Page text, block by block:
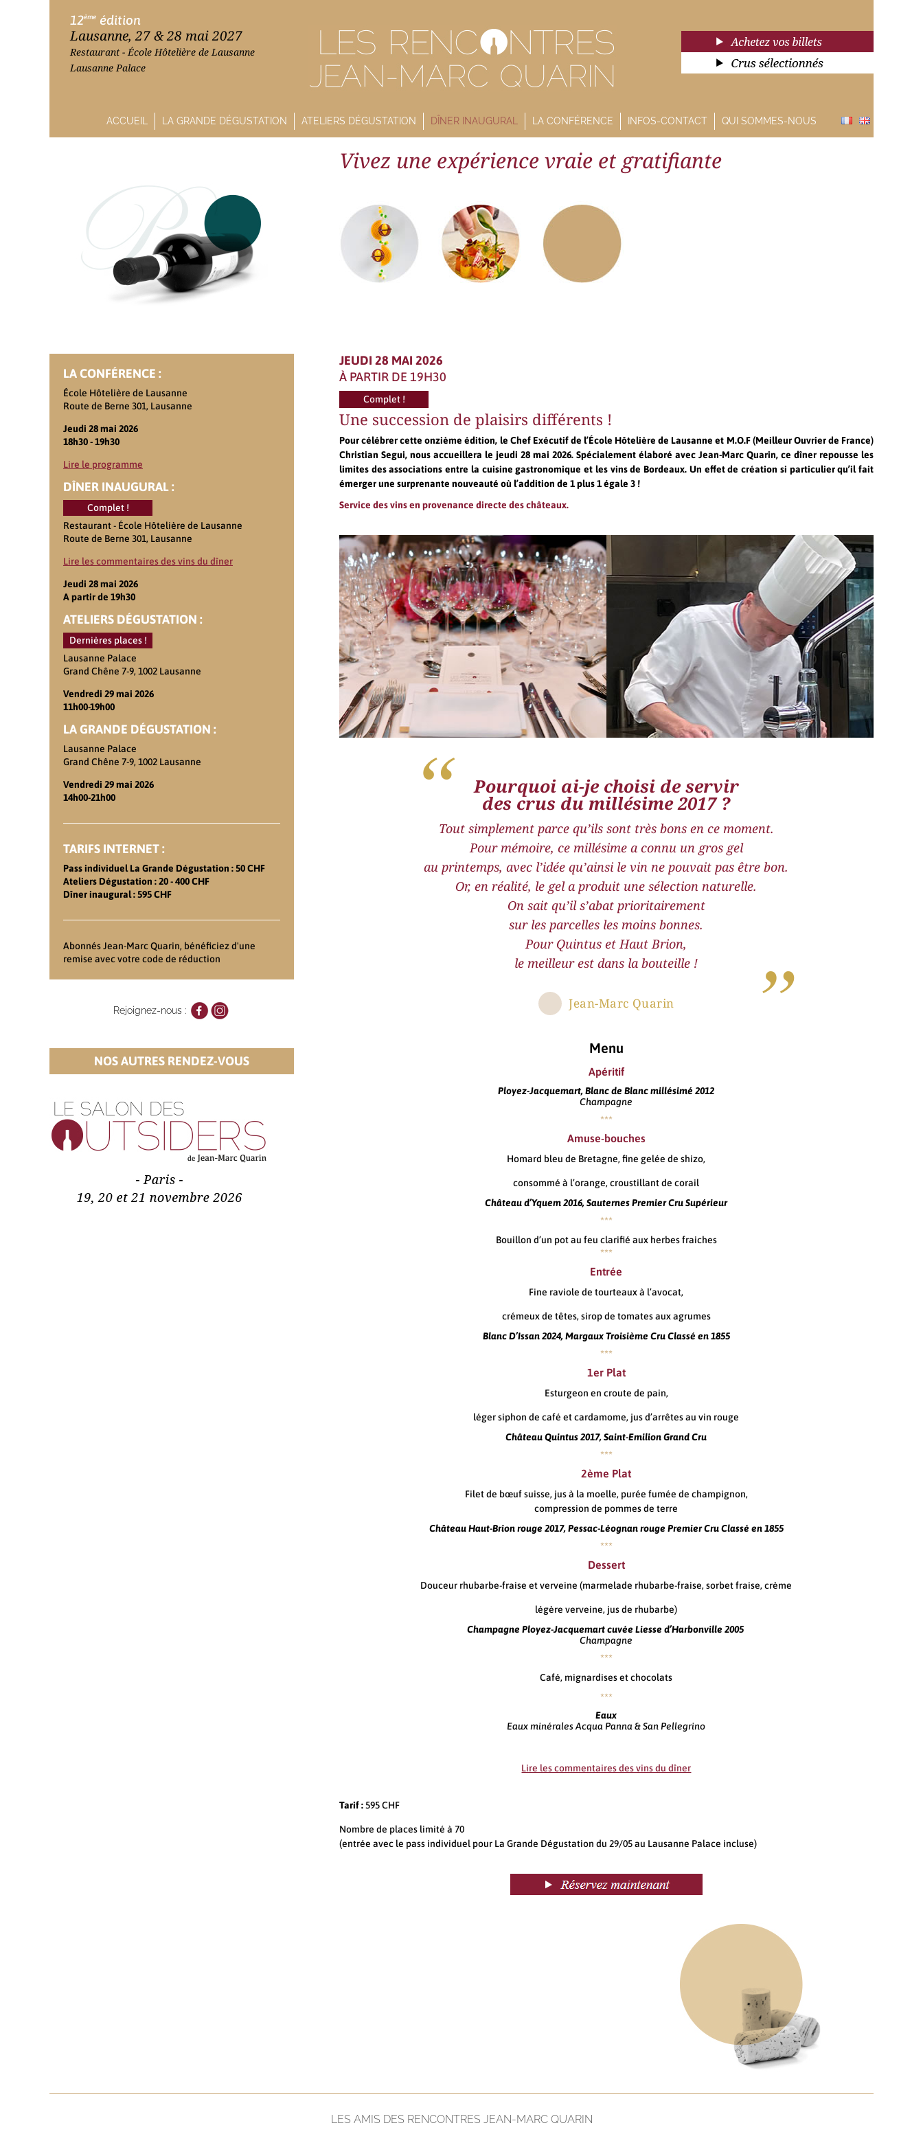
12ème édition
Lausanne, 27 & 28 mai 2027
Restaurant - École Hôtelière de Lausanne
Lausanne Palace
ACCUEIL LA GRANDE DÉGUSTATION ATELIERS DÉGUSTATION DÎNER INAUGURAL LA CONFÉRENCE INFOS-CONTACT QUI SOMMES-NOUS
LA CONFÉRENCE :
École Hôtelière de Lausanne
Route de Berne 301, Lausanne
Jeudi 28 mai 2026
18h30 - 19h30
Lire le programme
DÎNER INAUGURAL :
Complet !
Restaurant - École Hôtelière de Lausanne
Route de Berne 301, Lausanne
Lire les commentaires des vins du dîner
Jeudi 28 mai 2026
A partir de 19h30
ATELIERS DÉGUSTATION :
Dernières places !
Lausanne Palace
Grand Chêne 7-9, 1002 Lausanne
Vendredi 29 mai 2026
11h00-19h00
LA GRANDE DÉGUSTATION :
Lausanne Palace
Grand Chêne 7-9, 1002 Lausanne
Vendredi 29 mai 2026
14h00-21h00
TARIFS INTERNET :
Pass individuel La Grande Dégustation : 50 CHF
Ateliers Dégustation : 20 - 400 CHF
Dîner inaugural : 595 CHF
Abonnés Jean-Marc Quarin, bénéficiez d'une
remise avec votre code de réduction
Rejoignez-nous :
NOS AUTRES RENDEZ-VOUS
Vivez une expérience vraie et gratifiante
JEUDI 28 MAI 2026
À PARTIR DE 19H30
Complet !
Une succession de plaisirs différents !
Pour célébrer cette onzième édition, le Chef Exécutif de l’École Hôtelière de Lausanne et M.O.F (Meilleur Ouvrier de France)
Christian Segui, nous accueillera le jeudi 28 mai 2026. Spécialement élaboré avec Jean-Marc Quarin, ce dîner repousse les
limites des associations entre la cuisine gastronomique et les vins de Bordeaux. Un effet de création si particulier qu’il fait
émerger une surprenante nouveauté où l’addition de 1 plus 1 égale 3 !
Service des vins en provenance directe des châteaux.
“ Pourquoi ai-je choisi de servir
des crus du millésime 2017 ?
Tout simplement parce qu’ils sont très bons en ce moment.
Pour mémoire, ce millésime a connu un gros gel
au printemps, avec l’idée qu’ainsi le vin ne pouvait pas être bon.
Or, en réalité, le gel a produit une sélection naturelle.
On sait qu’il s’abat prioritairement
sur les parcelles les moins bonnes.
Pour Quintus et Haut Brion,
le meilleur est dans la bouteille !
”
Jean-Marc Quarin
Menu
Apéritif
Ployez-Jacquemart, Blanc de Blanc millésimé 2012
Champagne
***
Amuse-bouches
Homard bleu de Bretagne, fine gelée de shizo,
consommé à l’orange, croustillant de corail
Château d’Yquem 2016, Sauternes Premier Cru Supérieur
***
Bouillon d’un pot au feu clarifié aux herbes fraiches
***
Entrée
Fine raviole de tourteaux à l’avocat,
crémeux de têtes, sirop de tomates aux agrumes
Blanc D’Issan 2024, Margaux Troisième Cru Classé en 1855
***
1er Plat
Esturgeon en croute de pain,
léger siphon de café et cardamome, jus d’arrêtes au vin rouge
Château Quintus 2017, Saint-Emilion Grand Cru
***
2ème Plat
Filet de bœuf suisse, jus à la moelle, purée fumée de champignon,
compression de pommes de terre
Château Haut-Brion rouge 2017, Pessac-Léognan rouge Premier Cru Classé en 1855
***
Dessert
Douceur rhubarbe-fraise et verveine (marmelade rhubarbe-fraise, sorbet fraise, crème
légère verveine, jus de rhubarbe)
Champagne Ployez-Jacquemart cuvée Liesse d’Harbonville 2005
Champagne
***
Café, mignardises et chocolats
***
Eaux
Eaux minérales Acqua Panna & San Pellegrino
Lire les commentaires des vins du dîner
Tarif :595 CHF
Nombre de places limité à 70
(entrée avec le pass individuel pour La Grande Dégustation du 29/05 au Lausanne Palace incluse)
LES AMIS DES RENCONTRES JEAN-MARC QUARIN